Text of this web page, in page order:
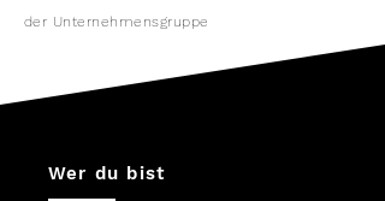
der Unternehmensgruppe
Wer du bist